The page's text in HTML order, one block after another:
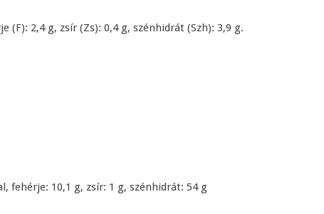
(F): 2,4 g, zsír (Zs): 0,4 g, szénhidrát (Szh): 3,9 g.
fehérje: 10,1 g, zsír: 1 g, szénhidrát: 54 g